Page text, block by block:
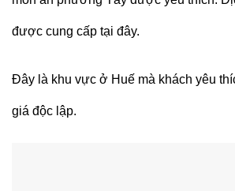
được cung cấp tại đây.
Đây là khu vực ở Huế mà khách yêu
giá độc lập.